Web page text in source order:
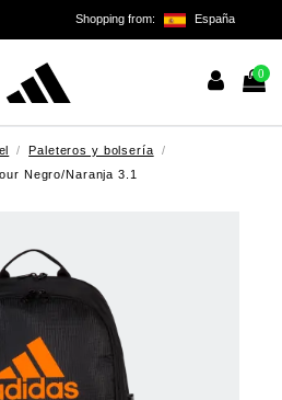
Shopping from: España
0
Paleteros y bolsería
Negro/Naranja 3.1